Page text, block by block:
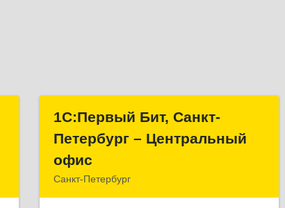
1С:Первый Бит, Санкт-
Петербург – Центральный
офис
Санкт-Петербург
1С:Первый Бит, Санкт-
Петербург – Центральный